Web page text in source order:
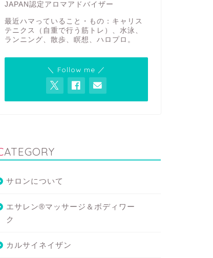
JAPAN認定アロマアドバイザー
最近ハマっていること・もの：キャリス
テニクス（自重で行う筋トレ）、水泳、
ランニング、散歩、瞑想、ハロプロ。
＼ Follow me ／
CATEGORY
サロンについて
エサレン®マッサージ＆ボディワー
ク
カルサイネイザン